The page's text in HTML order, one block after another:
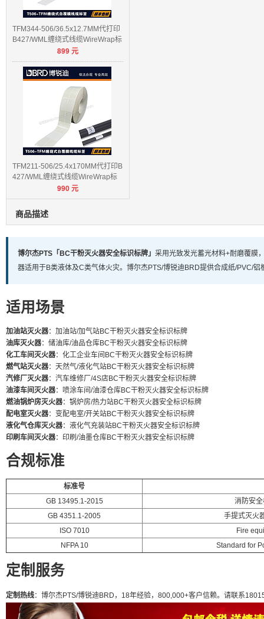
TFM344-506/36.5x12.7MM代打印
B427/WML缠绕式线缆WireWrap标
899元
TFM211-506/25.4x170MM代打印B
427/WML缠绕式线缆WireWrap标
990元
商品描述
博尔杰PTS「BC干粉灭火器安全标识标牌」 采用光致发光蓄光材料+耐磨覆膜
器适用于B类液体及C类气体火灾。博尔杰PTS/博锐迪BRD提供合成纸/PVC/
适用场景
加油站灭火器：加油站/加气站BC干粉灭火器安全标识标牌
油库灭火器：储油库/油品仓库BC干粉灭火器安全标识标牌
化工车间灭火器：化工企业车间BC干粉灭火器安全标识标牌
燃气站灭火器：天然气/液化气站BC干粉灭火器安全标识标牌
汽修厂灭火器：汽车维修厂/4S店BC干粉灭火器安全标识标牌
油漆车间灭火器：喷涂车间/油漆仓库BC干粉灭火器安全标识标牌
燃油锅炉房灭火器：锅炉房/热力站BC干粉灭火器安全标识标牌
配电室灭火器：变配电室/开关站BC干粉灭火器安全标识标牌
液化气仓库灭火器：液化气充装站BC干粉灭火器安全标识标牌
印刷车间灭火器：印刷/油墨仓库BC干粉灭火器安全标识标牌
合规标准
标准号
GB 13495.1-2015
消防安
GB 4351.1-2005
手提式灭火
ISO 7010
Fire
NFPA 10
Standard for
定制服务
定制热线：博尔杰PTS/博锐迪BRD，18年经验，800,000+客户信赖。请联系